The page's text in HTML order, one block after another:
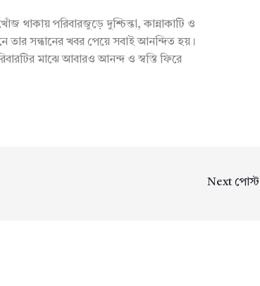
থাকায় পরিবারজুড়ে দুশ্চিন্তা, কান্নাকাটি ও
তার সন্ধানের খবর পেয়ে সবাই আনন্দিত হয়।
মাঝে আবারও আনন্দ ও স্বস্তি ফিরে
Next পোস্ট